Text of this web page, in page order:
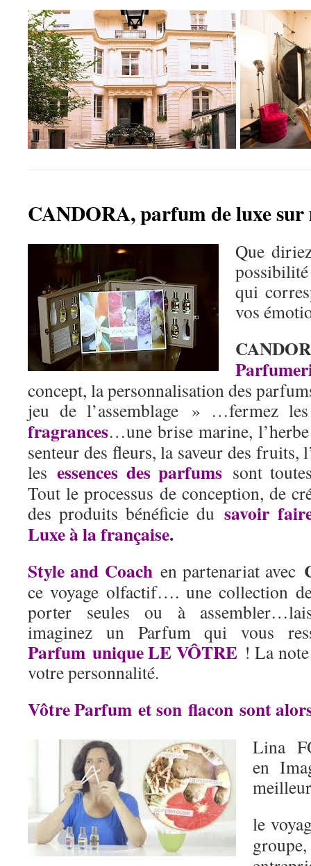
CANDORA, parfum de luxe sur
Que
qui
vos
concept, la personnalisation des
jeu de l’assemblage » …fermez
fragrances…une brise marine,
senteur des fleurs, la saveur des fruits,
lesessences des parfums sont
Tout le processus de conception, de
des produits bénéficie dusavoir
Luxe à la française.
Style and Coachen partenariat avec
ce voyage olfactif…. une collection
porter seules ou à
imaginez un Parfum qui vous
Parfum unique LE VÔTRE ! La
votre personnalité.
Vôtre Parfum et son flacon sont
Lina
en
le